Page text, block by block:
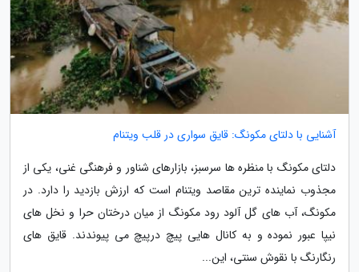
آشنایی با دلتای مکونگ: قایق سواری در قلب ویتنام
دلتای مکونگ با منظره ها سرسبز، بازارهای شناور و فرهنگی غنی، یکی از
مجذوب نماینده ترین مقاصد ویتنام است که ارزش بازدید را دارد. در
مکونگ، آب های گل آلود رود مکونگ از میان درختان حرا و نخل های
نیپا عبور نموده و به کانال هایی پیچ درپیچ می پیوندند. قایق های
رنگارنگ با نقوش سنتی، این...